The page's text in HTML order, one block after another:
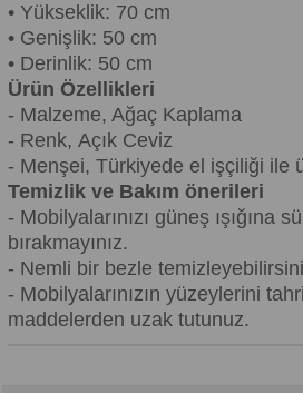
• Yükseklik: 70 cm
• Genişlik: 50 cm
• Derinlik: 50 cm
Ürün Özellikleri
- Malzeme, Ağaç Kaplama
- Renk, Açık Ceviz
- Menşei, Türkiyede el işçiliği ile
Temizlik ve Bakım önerileri
- Mobilyalarınızı güneş ışığına
bırakmayınız.
- Nemli bir bezle
- Mobilyalarınızın yüzeylerini
maddelerden uzak tutunuz.